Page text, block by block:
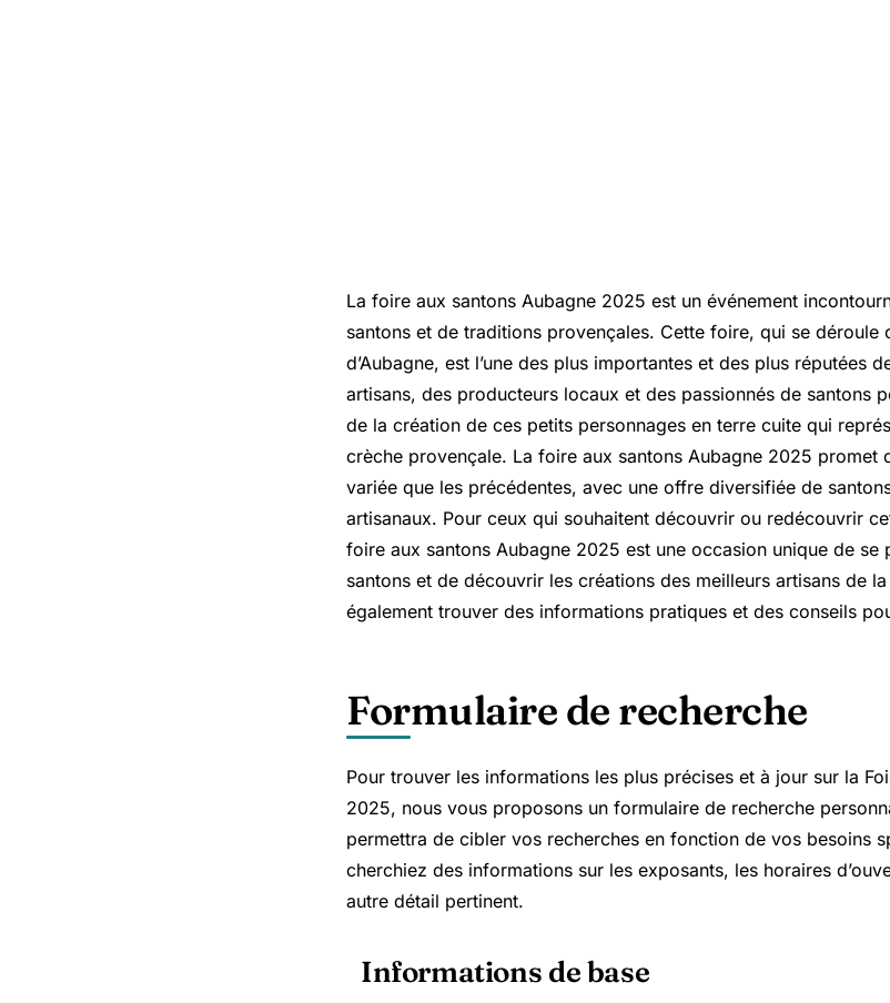
La foire aux santons Aubagne 2025 est un événement
santons et de traditions provençales. Cette foire, qui se déroule
d’Aubagne, est l’une des plus importantes et des plus réputées
artisans, des producteurs locaux et des passionnés de santons
de la création de ces petits personnages en terre cuite qui
crèche provençale. La foire aux santons Aubagne 2025 promet
variée que les précédentes, avec une offre diversifiée de
artisanaux. Pour ceux qui souhaitent découvrir ou redécouvrir
foire aux santons Aubagne 2025 est une occasion unique de se
santons et de découvrir les créations des meilleurs artisans de
également trouver des informations pratiques et des conseils
Formulaire de recherche
Pour trouver les informations les plus précises et à jour sur la
2025, nous vous proposons un formulaire de recherche
permettra de cibler vos recherches en fonction de vos besoins
cherchiez des informations sur les exposants, les horaires
autre détail pertinent.
Informations de base